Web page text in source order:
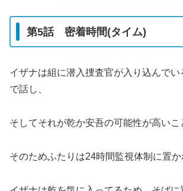
第5話 密着時間(タイム)
イザナは組に潜入捜査官が入り込んで
で話し、
そしてそれが乾か安吾の可能性が高いこ
そのためふたりは24時間監視体制に置か